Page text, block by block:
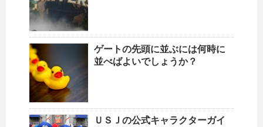
ゲートの先頭に並ぶには何時に
並べばよいでしょうか？
ＵＳＪの公式キャラクターガイ